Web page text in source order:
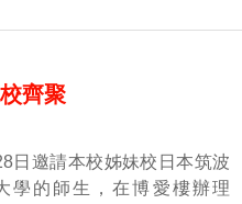
齊聚
日邀請本校姊妹校日本筑波
學的師生，在博愛樓辦理